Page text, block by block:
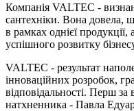
Компанія VALTEC -
сантехніки. Вона довела,
в рамках однієї
успішного розвитку
VALTEC - результат
інноваційних розробок,
відповідальності. Перш за
натхненника - Павла